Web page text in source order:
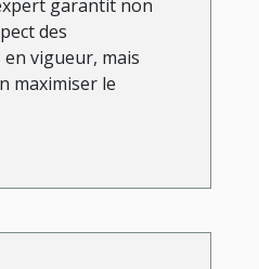
garantit non
des
vigueur, mais
maximiser le